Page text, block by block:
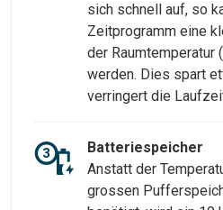
sich schnell auf, so
Zeitprogramm eine
der Raumtemperatur
werden. Dies spart
verringert die
Batteriespeicher
Anstatt der
grossen